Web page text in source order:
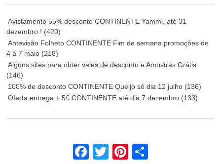
Avistamento 55% desconto CONTINENTE Yammi, até 31
dezembro ! (420)
Antevisão Folheto CONTINENTE Fim de semana promoções de
4 a 7 maio (218)
Alguns sites para obter vales de desconto e Amostras Grátis
(146)
100% de desconto CONTINENTE Queijo só dia 12 julho (136)
Oferta entrega + 5€ CONTINENTE até dia 7 dezembro (133)
Facebook Twitter Pinterest